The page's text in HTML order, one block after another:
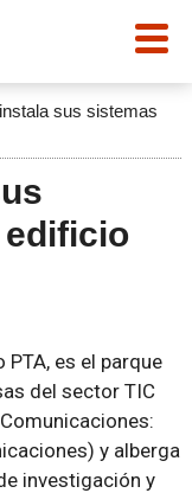
sus sistemas
edificio
es el parque
del sector TIC
y alberga
investigación y